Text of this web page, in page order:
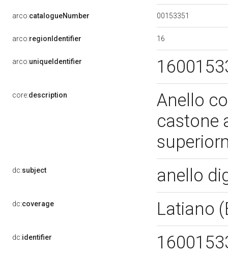
arco:catalogueNumber 00153351
arco:regionIdentifier 16
arco:uniqueIdentifier
core:description
Anello
castone
dc:subject anello
dc:coverage Latiano
dc:identifier